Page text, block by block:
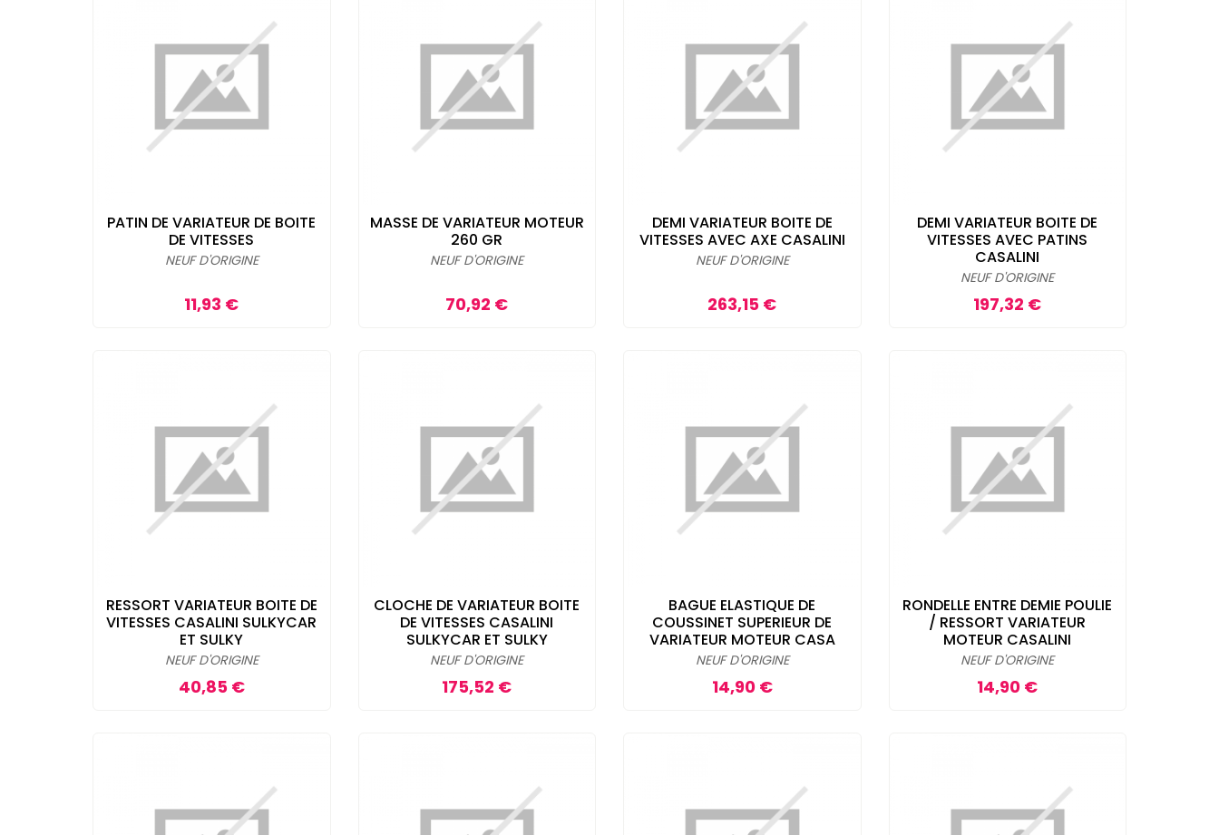
PATIN DE VARIATEUR DE BOITE
DE VITESSES
NEUF D'ORIGINE
Prix
11,93 €
MASSE DE VARIATEUR MOTEUR
260 GR
NEUF D'ORIGINE
Prix
70,92 €
DEMI VARIATEUR BOITE DE
VITESSES AVEC AXE CASALINI
NEUF D'ORIGINE
Prix
263,15 €
DEMI VARIATEUR BOITE DE
VITESSES AVEC PATINS
CASALINI
NEUF D'ORIGINE
Prix
197,32 €
RESSORT VARIATEUR BOITE DE
VITESSES CASALINI SULKYCAR
ET SULKY
NEUF D'ORIGINE
Prix
40,85 €
CLOCHE DE VARIATEUR BOITE
DE VITESSES CASALINI
SULKYCAR ET SULKY
NEUF D'ORIGINE
Prix
175,52 €
BAGUE ELASTIQUE DE
COUSSINET SUPERIEUR DE
VARIATEUR MOTEUR CASA
NEUF D'ORIGINE
Prix
14,90 €
RONDELLE ENTRE DEMIE POULIE
/ RESSORT VARIATEUR
MOTEUR CASALINI
NEUF D'ORIGINE
Prix
14,90 €